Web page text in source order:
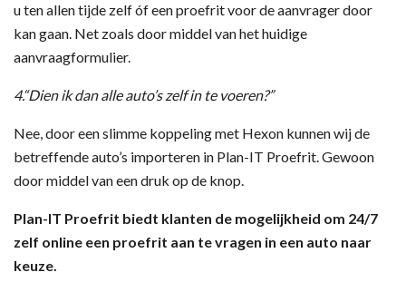
u ten allen tijde zelf óf een proefrit voor de aanvrager door
kan gaan. Net zoals door middel van het huidige
aanvraagformulier.
4.“Dien ik dan alle auto’s zelf in te voeren?”
Nee, door een slimme koppeling met Hexon kunnen wij de
betreffende auto’s importeren in Plan-IT Proefrit. Gewoon
door middel van een druk op de knop.
Plan-IT Proefrit biedt klanten de mogelijkheid om 24/7
zelf online een proefrit aan te vragen in een auto naar
keuze.